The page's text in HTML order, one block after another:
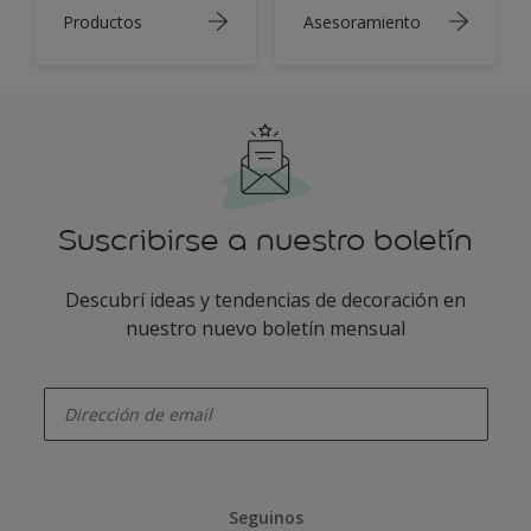
Productos Asesoramiento
Suscribirse a nuestro boletín
Descubrí ideas y tendencias de decoración en
nuestro nuevo boletín mensual
Seguinos